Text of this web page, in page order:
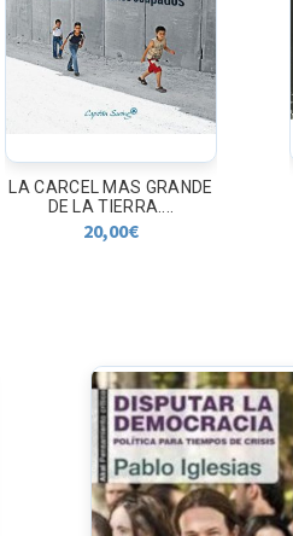
LA CARCEL MAS GRANDE
DE LA TIERRA....
20,00€